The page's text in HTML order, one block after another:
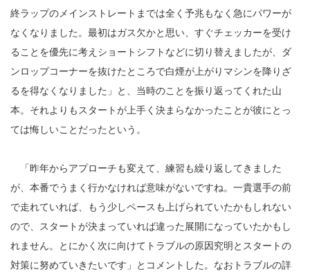
終ラップのメインストレートまでは全く予兆もなく急にパワーが
なくなりました。最初はガス欠かと思い、すぐチェッカーを受け
ることを優先に考えショートシフトなどに切り替えましたが、ダ
ンロップコーナーを抜けたところで白煙が上がりマシンを降りざ
るを得なくなりました」と、当時のことを振り返ってくれた山
本。それよりもスタートが上手く決まらなかったことが彼にとっ
ては悔しいことだったという。
「昨年からアプローチも変えて、練習も繰り返してきました
が、本番でうまく行かなければ意味がないですね。一貴選手の前
で走れていれば、もう少しペースも上げられていたかもしれない
ので、スタートが決まっていれば違った展開になっていたかもし
れません。とにかく次に向けてトラブルの原因究明とスタートの
対策に努めていきたいです」とコメントした。なおトラブルの詳